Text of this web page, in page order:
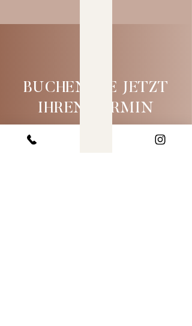
BUCHEN SIE JETZT
IHREN TERMIN